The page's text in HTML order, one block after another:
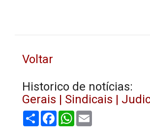
Voltar
Historico de notícias:
Gerais | Sindicais |
Share FacebookWhatsApp